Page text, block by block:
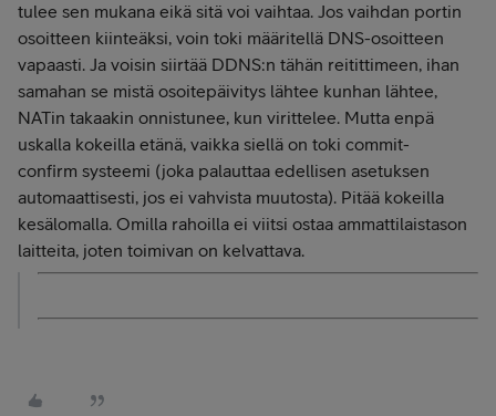
tulee sen mukana eikä sitä voi vaihtaa. Jos vaihdan portin
osoitteen kiinteäksi, voin toki määritellä DNS-osoitteen
vapaasti. Ja voisin siirtää DDNS:n tähän reitittimeen, ihan
samahan se mistä osoitepäivitys lähtee kunhan lähtee,
NATin takaakin onnistunee, kun virittelee. Mutta enpä
uskalla kokeilla etänä, vaikka siellä on toki commit-
confirm systeemi (joka palauttaa edellisen asetuksen
automaattisesti, jos ei vahvista muutosta). Pitää kokeilla
kesälomalla. Omilla rahoilla ei viitsi ostaa ammattilaistason
laitteita, joten toimivan on kelvattava.